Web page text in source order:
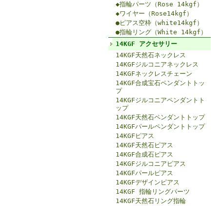
◆指輪パーツ（Rose 14kgf）
◆ワイヤー（Rose14kgf）
●ピアス空枠（white14kgf）
●指輪リング（White 14kgf）
14KGF アクセサリー
14KGF天然石ネックレス
14KGFジルコニアネックレス
14KGFネックレスチェーン
14KGF合成宝石ペンダントトッ
プ
14KGFジルコニアペンダントト
ップ
14KGF天然石ペンダントトップ
14KGFパールペンダントトップ
14KGFピアス
14KGF天然石ピアス
14KGF合成石ピアス
14KGFジルコニアピアス
14KGFパールピアス
14KGFデザインピアス
14KGF 指輪リングパーツ
14KGF天然石リング指輪